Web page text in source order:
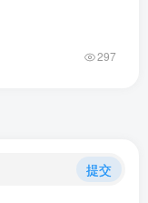
297
提交